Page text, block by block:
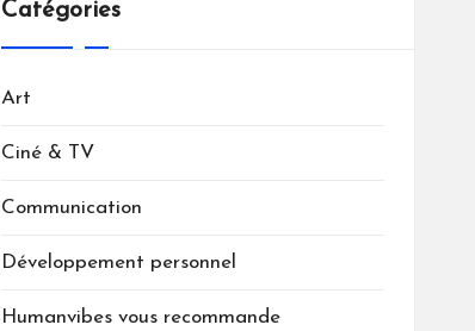
Catégories
Art
Ciné & TV
Communication
Développement personnel
Humanvibes vous recommande